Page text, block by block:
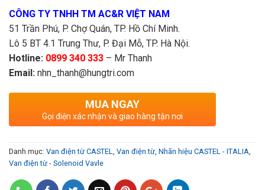
CÔNG TY TNHH TM AC&R VIỆT NAM
51 Trần Phú, P. Chợ Quán, TP. Hồ Chí Minh.
Lô 5 BT 4.1 Trung Thư, P. Đại Mỗ, TP. Hà Nội.
Hotline: 0899 340 333 – Mr Thanh
Email: nhn_thanh@hungtri.com
MUA NGAY
Gọi điện xác nhận và giao hàng tận nơi
Danh mục: Van điện từ CASTEL Van điện từ Nhãn hiệu CASTEL - ITALIA
Van điện từ - Solenoid Vavle